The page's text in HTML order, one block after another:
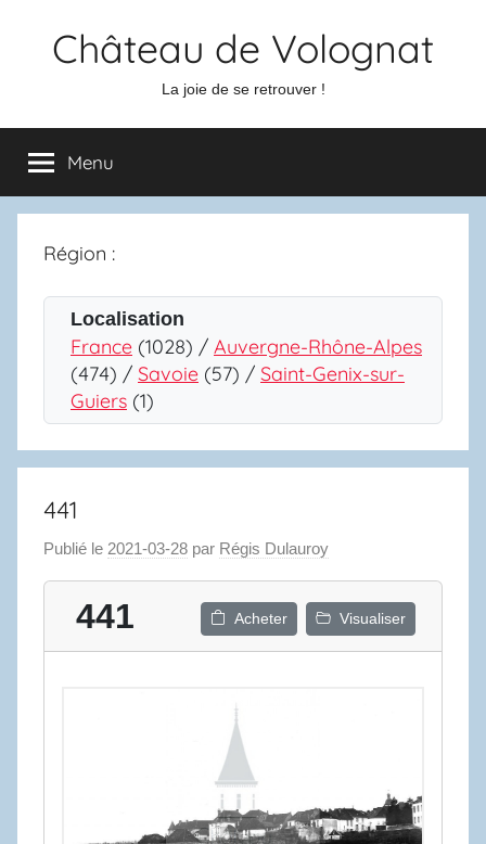
Château de Volognat
La joie de se retrouver !
Menu
Région :
Localisation
France (1028) / Auvergne-Rhône-Alpes
(474) / Savoie (57) / Saint-Genix-sur-
Guiers (1)
441
Publié le 2021-03-28 par Régis Dulauroy
441 Acheter Visualiser